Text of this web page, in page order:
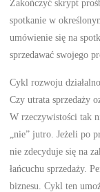
Zakończyć skrypt
spotkanie w
umówienie się na
sprzedawać swojego
Cykl rozwoju
Czy utrata sprzedaży
W rzeczywistości tak
„nie” jutro. Jeżeli po
nie zdecyduje się na
łańcuchu sprzedaży.
biznesu. Cykl ten